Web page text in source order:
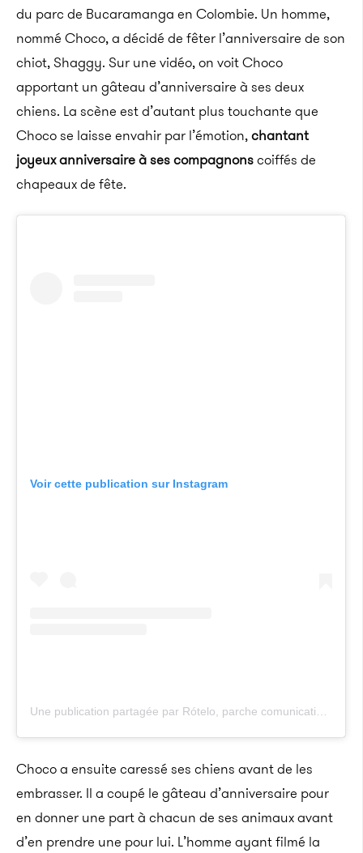
du parc de Bucaramanga en Colombie. Un homme,
nommé Choco, a décidé de fêter l’anniversaire de son
chiot, Shaggy. Sur une vidéo, on voit Choco
apportant un gâteau d’anniversaire à ses deux
chiens. La scène est d’autant plus touchante que
Choco se laisse envahir par l’émotion,chantant
joyeux anniversaire à ses compagnonscoiffés de
chapeaux de fête.
Voir cette publication sur Instagram
Une publication partagée par Rótelo, parche comunicativo (@roteloperiodismo)
Choco a ensuite caressé ses chiens avant de les
embrasser. Il a coupé le gâteau d’anniversaire pour
en donner une part à chacun de ses animaux avant
d’en prendre une pour lui. L’homme ayant filmé la